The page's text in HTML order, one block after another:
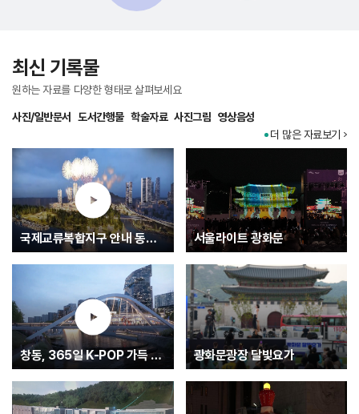
최신 기록물
원하는 자료를 다양한 형태로 살펴보세요
더 많은 자료보기
사진/일반문서 도서간행물 학술자료 사진그림 영상음성
국제교류복합지구 안내 동영상
창동, 365일 K-POP 가득 글로벌 문화중심지로.... K-엔터타운
서울라이트 광화문
광화문광장 달빛요가